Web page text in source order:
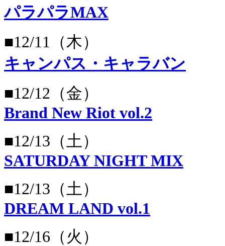
パラパラMAX
■12/11（木）
キャンパス・キャラバン
■12/12（金）
Brand New Riot vol.2
■12/13（土）
SATURDAY NIGHT MIX
■12/13（土）
DREAM LAND vol.1
■12/16（火）